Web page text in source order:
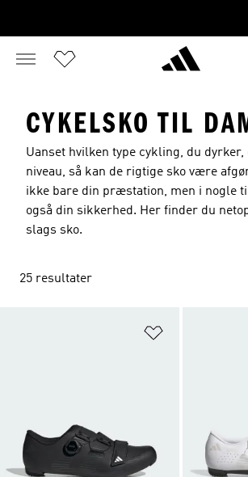
CYKELSKO TIL
Uanset hvilken type cykling, du dyrker,
niveau, så kan de rigtige sko være
ikke bare din præstation, men i nogle
også din sikkerhed. Her finder du
slags sko.
25 resultater